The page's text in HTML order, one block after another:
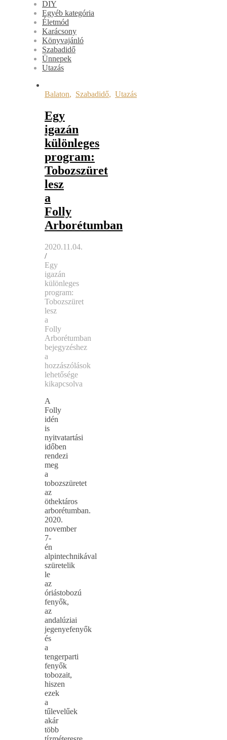
DIY
Egyéb kategória
Életmód
Karácsony
Könyvajánló
Szabadidő
Ünnepek
Utazás
Balaton, Szabadidő, Utazás
Egy
igazán
különleges
program:
Tobozszüret
lesz
a
Folly
Arborétumban
2020.11.04.
/
Egy
igazán
különleges
program:
Tobozszüret
lesz
a
Folly
Arborétumban
bejegyzéshez
a
hozzászólások
lehetősége
kikapcsolva
A
Folly
idén
is
nyitvatartási
időben
rendezi
meg
a
tobozszüretet
az
öthektáros
arborétumban.
2020.
november
7-
én
alpintechnikával
szüretelik
le
az
óriástobozú
fenyők,
az
andalúziai
jegenyefenyők
és
a
tengerparti
fenyők
tobozait,
hiszen
ezek
a
tűlevelűek
akár
több